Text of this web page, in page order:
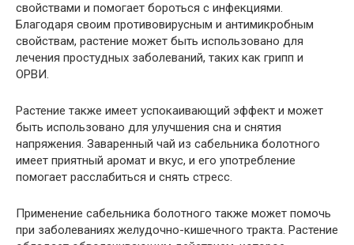
свойствами и помогает бороться с инфекциями.
Благодаря своим противовирусным и антимикробным
свойствам, растение может быть использовано для
лечения простудных заболеваний, таких как грипп и
ОРВИ.
Растение также имеет успокаивающий эффект и может
быть использовано для улучшения сна и снятия
напряжения. Заваренный чай из сабельника болотного
имеет приятный аромат и вкус, и его употребление
помогает расслабиться и снять стресс.
Применение сабельника болотного также может помочь
при заболеваниях желудочно-кишечного тракта. Растение